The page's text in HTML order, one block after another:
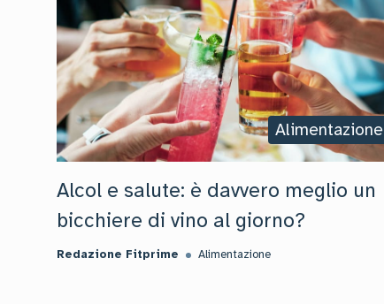
Alimentazione
Alcol e salute: è davvero meglio un
bicchiere di vino al giorno?
Redazione Fitprime Alimentazione